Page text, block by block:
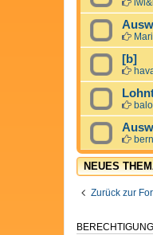
[b]
NEUES
Zurück zur